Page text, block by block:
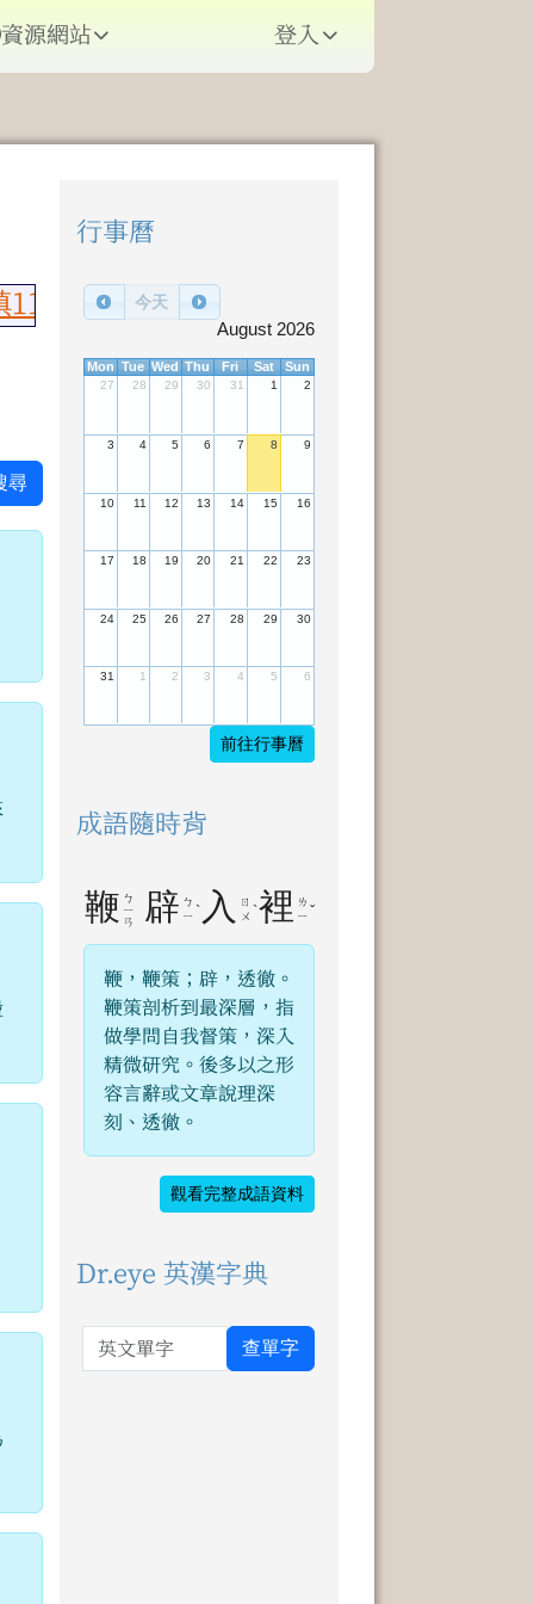
資源網站 登入
年語文競賽榮獲佳績，國語朗讀國小
尋
右邊區域內容
行事曆
今天
August 2026
Mon Tue Wed Thu Fri Sat Sun
27 28 29 30 31 1 2
3 4 5 6 7 8 9
10 11 12 13 14 15 16
17 18 19 20 21 22 23
24 25 26 27 28 29 30
31 1 2 3 4 5 6
前往行事曆
成語隨時背
鞭 ㄅ
ㄧ
ㄢ
辟 ㄅ
ㄧ ˋ 入
ㄖ
ㄨ ˋ裡 ㄌ
ㄧˇ
鞭，鞭策；辟，透徹。
鞭策剖析到最深層，指
做學問自我督策，深入
精微研究。後多以之形
容言辭或文章說理深
刻、透徹。
觀看完整成語資料
Dr.eye 英漢字典
英文單字 查單字